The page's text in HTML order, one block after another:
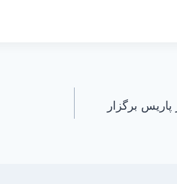
برگزار